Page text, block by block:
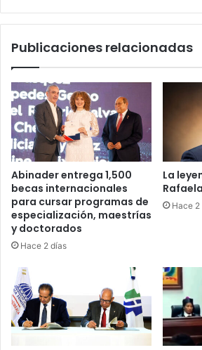
Publicaciones relacionadas
Abinader entrega 1,500
becas internacionales
para cursar programas de
especialización, maestrías
y doctorados
Hace 2 días
La
Rafaela
Hace 2